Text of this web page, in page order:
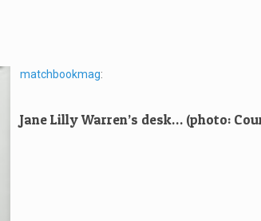
matchbookmag:
Jane Lilly Warren’s desk… (photo: